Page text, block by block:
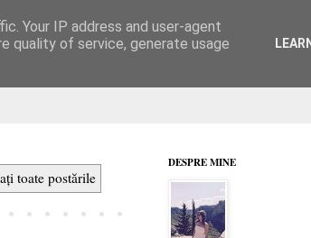
toate postările
DESPRE MINE
Your IP address and user-agent
quality of service, generate usage